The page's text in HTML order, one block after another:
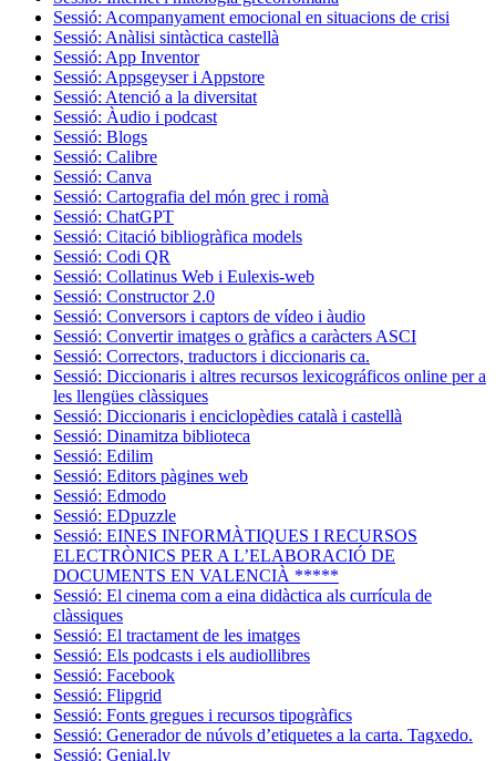
Sessió: Acompanyament emocional en situacions de crisi
Sessió: Anàlisi sintàctica castellà
Sessió: App Inventor
Sessió: Appsgeyser i Appstore
Sessió: Atenció a la diversitat
Sessió: Àudio i podcast
Sessió: Blogs
Sessió: Calibre
Sessió: Canva
Sessió: Cartografia del món grec i romà
Sessió: ChatGPT
Sessió: Citació bibliogràfica models
Sessió: Codi QR
Sessió: Collatinus Web i Eulexis-web
Sessió: Constructor 2.0
Sessió: Conversors i captors de vídeo i àudio
Sessió: Convertir imatges o gràfics a caràcters ASCI
Sessió: Correctors, traductors i diccionaris ca.
Sessió: Diccionaris i altres recursos lexicográficos online per a
les llengües clàssiques
Sessió: Diccionaris i enciclopèdies català i castellà
Sessió: Dinamitza biblioteca
Sessió: Edilim
Sessió: Editors pàgines web
Sessió: Edmodo
Sessió: EDpuzzle
Sessió: EINES INFORMÀTIQUES I RECURSOS
ELECTRÒNICS PER A L’ELABORACIÓ DE
DOCUMENTS EN VALENCIÀ *****
Sessió: El cinema com a eina didàctica als currícula de
clàssiques
Sessió: El tractament de les imatges
Sessió: Els podcasts i els audiollibres
Sessió: Facebook
Sessió: Flipgrid
Sessió: Fonts gregues i recursos tipogràfics
Sessió: Generador de núvols d’etiquetes a la carta. Tagxedo.
Sessió: Genial.ly